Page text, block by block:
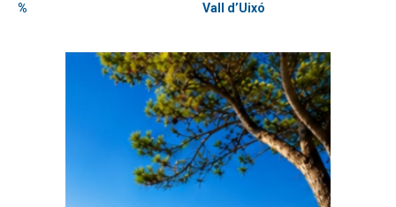
%
Vall d’Uixó